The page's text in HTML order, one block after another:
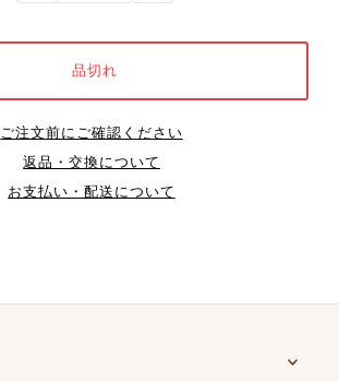
ご注文前にご確認ください
返品・交換について
お支払い・配送について